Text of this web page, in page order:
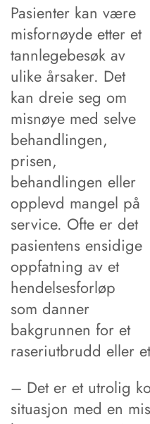
Pasienter kan være
misfornøyde etter et
tannlegebesøk av
ulike årsaker. Det
kan dreie seg om
misnøye med selve
behandlingen,
prisen,
behandlingen eller
opplevd mangel på
service. Ofte er det
pasientens ensidige
oppfatning av et
hendelsesforløp
som danner
bakgrunnen for et
raseriutbrudd eller
– Det er et utrolig
situasjon med en